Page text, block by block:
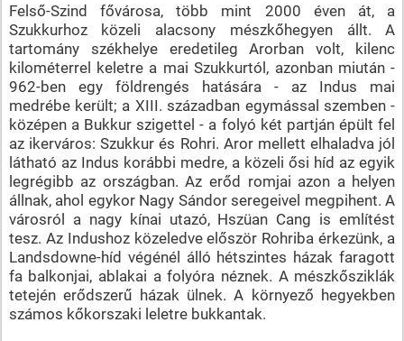
Felső-Szind fővárosa, több mint 2000 éven át, a
Szukkurhoz közeli alacsony mészkőhegyen állt. A
tartomány székhelye eredetileg Arorban volt, kilenc
kilométerrel keletre a mai Szukkurtól, azonban miután -
962-ben egy földrengés hatására - az Indus mai
medrébe került; a XIII. században egymással szemben -
középen a Bukkur szigettel - a folyó két partján épült fel
az ikerváros: Szukkur és Rohri. Aror mellett elhaladva jól
látható az Indus korábbi medre, a közeli ősi híd az egyik
legrégibb az országban. Az erőd romjai azon a helyen
állnak, ahol egykor Nagy Sándor seregeivel megpihent. A
városról a nagy kínai utazó, Hszüan Cang is említést
tesz. Az Indushoz közeledve először Rohriba érkezünk, a
Landsdowne-híd végénél álló hétszintes házak faragott
fa balkonjai, ablakai a folyóra néznek. A mészkősziklák
tetején erődszerű házak ülnek. A környező hegyekben
számos kőkorszaki leletre bukkantak.